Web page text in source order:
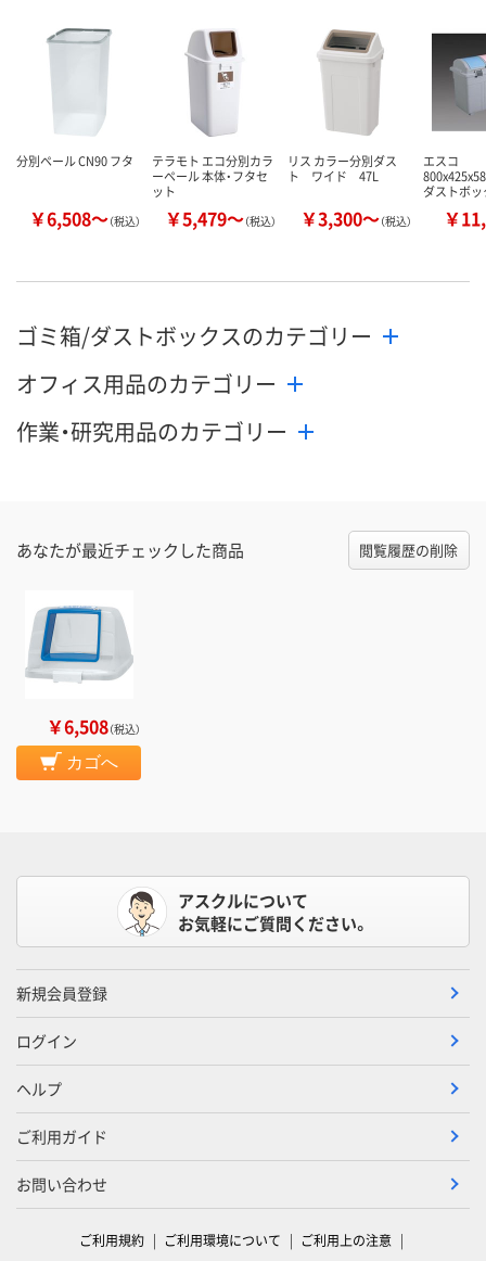
カゴへ カゴへ
分別ペール CN90 フタ
￥6,508～（税込）
テラモト エコ分別カラ
ーペール 本体・フタセ
ット
￥5,479～（税込）
リス カラー分別ダス
ト ワイド 47L
￥3,300～（税込）
エスコ
ダストボ
￥
ゴミ箱/ダストボックスのカテゴリー
オフィス用品のカテゴリー
作業・研究用品のカテゴリー
あなたが最近チェックした商品 閲覧履歴の削除
￥6,508（税込）
カゴへ
アスクルについて
お気軽にご質問ください。
新規会員登録
ログイン
ヘルプ
ご利用ガイド
お問い合わせ
ご利用規約 ご利用環境について ご利用上の注意